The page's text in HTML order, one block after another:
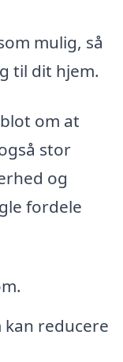
mulig, så
til dit hjem.
om at
stor
og
fordele
reducere